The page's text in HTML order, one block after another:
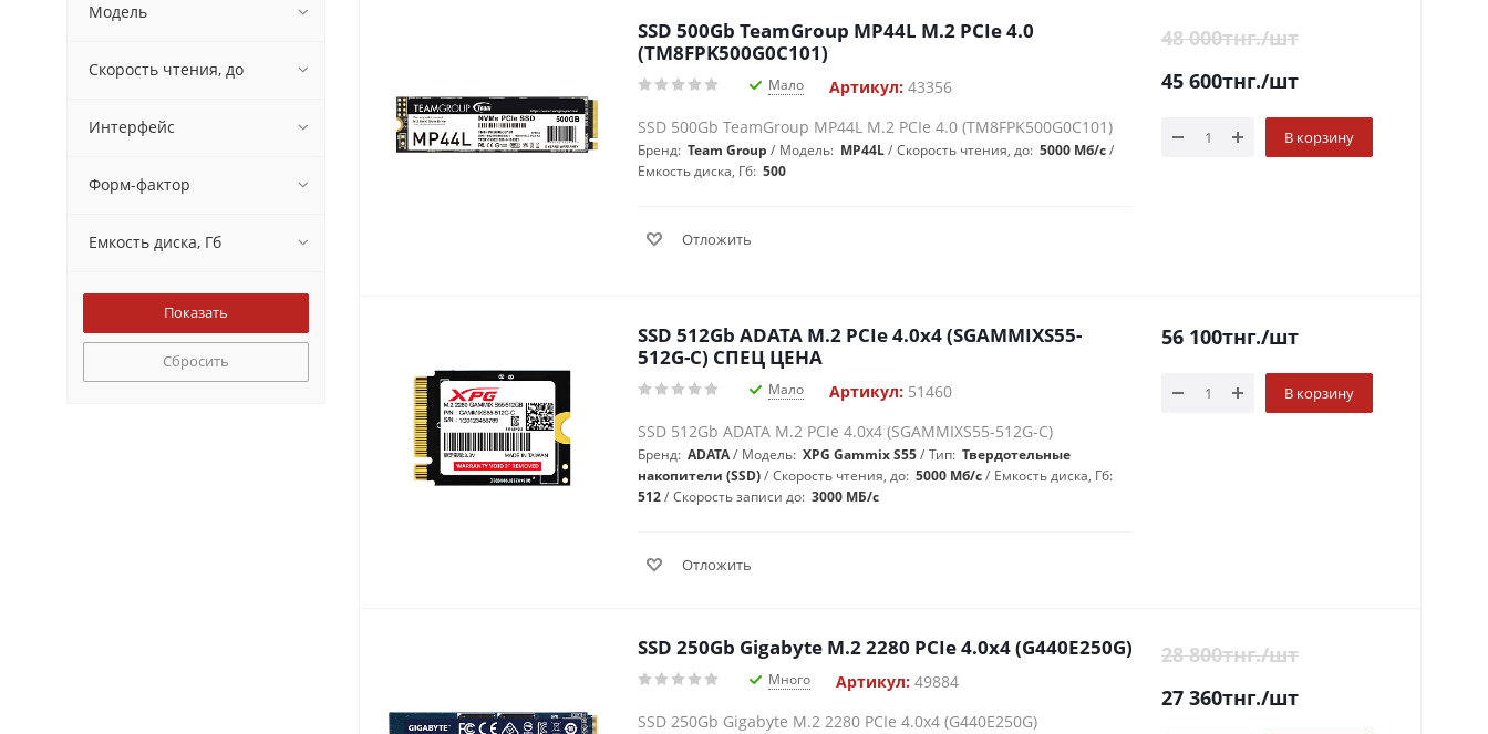
SSD 500Gb TeamGroup MP44L M.2 PCIe 4.0
(TM8FPK500G0C101)
Мало Артикул: 43356
SSD 500Gb TeamGroup MP44L M.2 PCIe 4.0 (TM8FPK500G0C101)
Бренд: Team Group Модель: MP44L Скорость чтения, до: 5000 Мб/с
Емкость диска, Гб: 500
Отложить
48 000тнг./шт
45 600тнг./шт
В корзину
SSD 512Gb ADATA M.2 PCIe 4.0x4 (SGAMMIXS55-
512G-C) СПЕЦ ЦЕНА
Мало Артикул: 51460
SSD 512Gb ADATA M.2 PCIe 4.0x4 (SGAMMIXS55-512G-C)
Бренд: ADATA Модель: XPG Gammix S55 Тип: Твердотельные
накопители (SSD)
Скорость чтения, до: 5000 Мб/с
Емкость диска, Гб:
512
Скорость записи до: 3000 МБ/с
Отложить
56 100тнг./шт
В корзину
SSD 250Gb Gigabyte M.2 2280 PCIe 4.0x4 (G440E250G)
Много Артикул: 49884
SSD 250Gb Gigabyte M.2 2280 PCIe 4.0x4 (G440E250G)
28 800тнг./шт
27 360тнг./шт
Модель
Скорость чтения, до
Интерфейс
Форм-фактор
Емкость диска, Гб
Сбросить